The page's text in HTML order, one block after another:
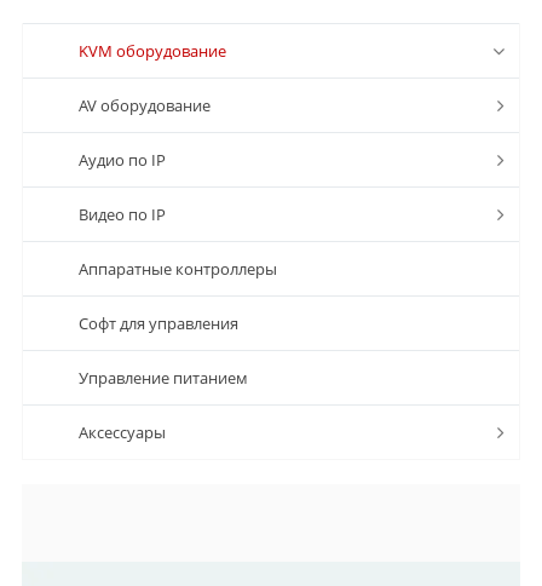
KVM оборудование
AV оборудование
Аудио по IP
Видео по IP
Аппаратные контроллеры
Софт для управления
Управление питанием
Аксессуары